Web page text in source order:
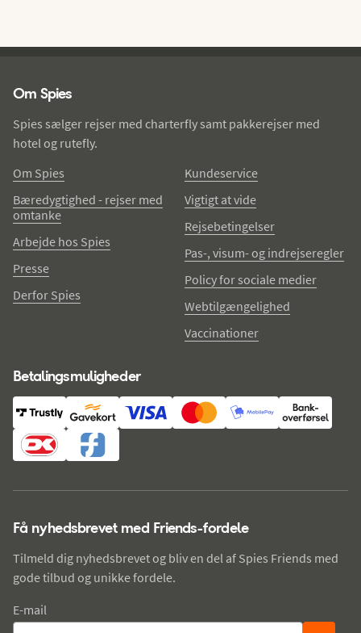
Om Spies
Spies sælger rejser med charterfly samt pakkerejser med
hotel og rutefly.
Om Spies
Bæredygtighed - rejser med
omtanke
Arbejde hos Spies
Presse
Derfor Spies
Kundeservice
Vigtigt at vide
Rejsebetingelser
Pas-, visum- og indrejseregler
Policy for sociale medier
Webtilgængelighed
Vaccinationer
Betalingsmuligheder
Få nyhedsbrevet med Friends-fordele
Tilmeld dig nyhedsbrevet og bliv en del af Spies Friends med
gode tilbud og unikke fordele.
E-mail